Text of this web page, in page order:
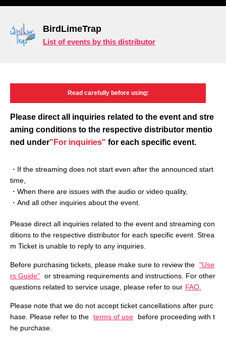
BirdLimeTrap
List of events by this distributor
Read carefully before using:
Please direct all inquiries related to the event and stre
aming conditions to the respective distributor mentio
ned under"For inquiries" for each specific event.
・If the streaming does not start even after the announced start
time,
・When there are issues with the audio or video quality,
・And all other inquiries about the event.
Please direct all inquiries related to the event and streaming con
ditions to the respective distributor for each specific event. Strea
m Ticket is unable to reply to any inquiries.
Before purchasing tickets, please make sure to review the "Use
rs Guide" or streaming requirements and instructions. For other
questions related to service usage, please refer to our FAQ.
Please note that we do not accept ticket cancellations after purc
hase. Please refer to the terms of use
before proceeding with t
he purchase.